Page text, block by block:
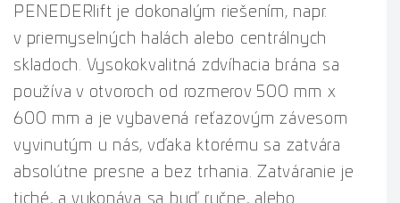
PENEDERlift je dokonalým riešením, napr.
v priemyselných halách alebo centrálnych
skladoch. Vysokokvalitná zdvíhacia brána sa
používa v otvoroch od rozmerov 500 mm x
600 mm a je vybavená reťazovým závesom
vyvinutým u nás, vďaka ktorému sa zatvára
absolútne presne a bez trhania. Zatváranie je
tiché, a vykonáva sa buď ručne, alebo